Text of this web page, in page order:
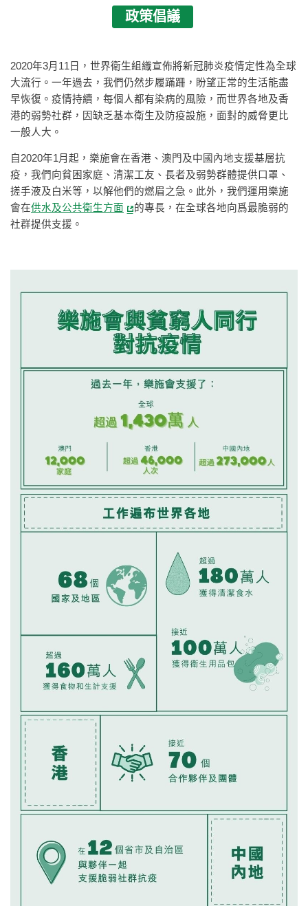
政策倡議
2020年3月11日，世界衛生組織宣佈將新冠肺炎疫情定性為全球
大流行。一年過去，我們仍然步履蹣跚，盼望正常的生活能盡
早恢復。疫情持續，每個人都有染病的風險，而世界各地及香
港的弱勢社群，因缺乏基本衛生及防疫設施，面對的威脅更比
一般人大。
自2020年1月起，樂施會在香港、澳門及中國內地支援基層抗
疫，我們向貧困家庭、清潔工友、長者及弱勢群體提供口罩、
搓手液及白米等，以解他們的燃眉之急。此外，我們運用樂施
會在供水及公共衛生方面
的專長，在全球各地向爲最脆弱的
社群提供支援。